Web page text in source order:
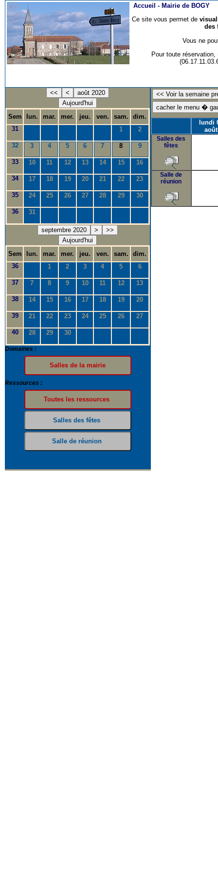
Accueil - Mairie de BOGY
Ce site vous permet de
des
Vous ne
Pour toute
<< <
août 2020
Aujourd'hui
Sem
lun. mar. mer. jeu. ven. sam.
dim.
31
1 2
32 3 4 5 6 7 8 9
33 10 11 12 13 14 15 16
34 17 18 19 20 21 22 23
35 24 25 26 27 28 29 30
36 31
septembre 2020 >
>>
Aujourd'hui
Sem
lun. mar. mer. jeu. ven. sam.
dim.
36
1 2 3 4 5 6
37 7 8 9 10 11 12 13
38 14 15 16 17 18 19 20
39 21 22 23 24 25 26 27
40 28 29 30
Domaines :
Ressources :
lundi
août
Salles des
fêtes
Salle de
réunion